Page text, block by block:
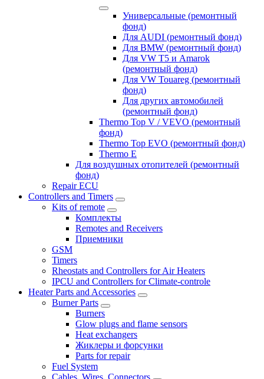
Универсальные (ремонтный
фонд)
Для AUDI (ремонтный фонд)
Для BMW (ремонтный фонд)
Для VW T5 и Amarok
(ремонтный фонд)
Для VW Touareg (ремонтный
фонд)
Для других автомобилей
(ремонтный фонд)
Thermo Top V / VEVO (ремонтный
фонд)
Thermo Top EVO (ремонтный фонд)
Thermo E
Для воздушных отопителей (ремонтный
фонд)
Repair ECU
Controllers and Timers
Kits of remote
Комплекты
Remotes and Receivers
Приемники
GSM
Timers
Rheostats and Controllers for Air Heaters
IPCU and Controllers for Climate-controle
Heater Parts and Accessories
Burner Parts
Burners
Glow plugs and flame sensors
Heat exchangers
Жиклеры и форсунки
Parts for repair
Fuel System
Cables, Wires, Connectors